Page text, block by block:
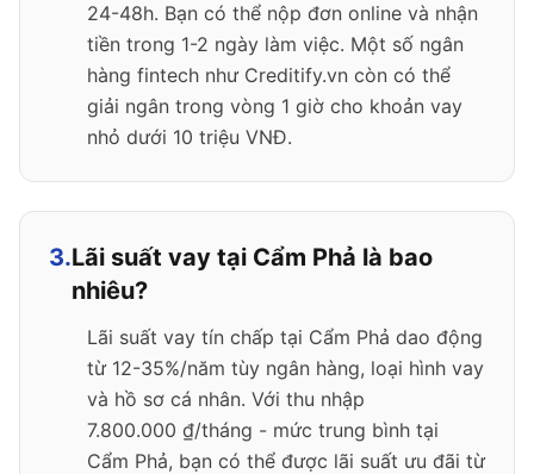
24-48h. Bạn có thể nộp đơn online và nhận
tiền trong 1-2 ngày làm việc. Một số ngân
hàng fintech như Creditify.vn còn có thể
giải ngân trong vòng 1 giờ cho khoản vay
nhỏ dưới 10 triệu VNĐ.
3.Lãi suất vay tại Cẩm Phả là bao
nhiêu?
Lãi suất vay tín chấp tại Cẩm Phả dao động
từ 12-35%/năm tùy ngân hàng, loại hình vay
và hồ sơ cá nhân. Với thu nhập
7.800.000 ₫/tháng - mức trung bình tại
Cẩm Phả, bạn có thể được lãi suất ưu đãi từ